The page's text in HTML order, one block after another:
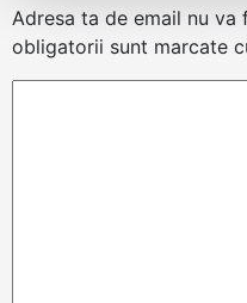
Adresa ta de email nu va
obligatorii sunt marcate